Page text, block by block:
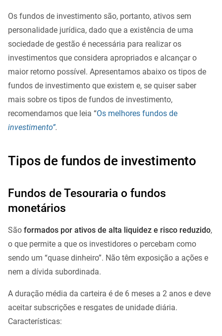
Os fundos de investimento são, portanto, ativos sem
personalidade jurídica, dado que a existência de uma
sociedade de gestão é necessária para realizar os
investimentos que considera apropriados e alcançar o
maior retorno possível. Apresentamos abaixo os tipos de
fundos de investimento que existem e, se quiser saber
mais sobre os tipos de fundos de investimento,
recomendamos que leia “Os melhores fundos de
investimento”.
Tipos de fundos de investimento
Fundos de Tesouraria o fundos
monetários
São formados por ativos de alta liquidez e risco reduzido,
o que permite a que os investidores o percebam como
sendo um “quase dinheiro”. Não têm exposição a ações e
nem a dívida subordinada.
A duração média da carteira é de 6 meses a 2 anos e deve
aceitar subscrições e resgates de unidade diária.
Características: